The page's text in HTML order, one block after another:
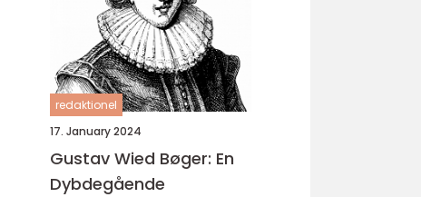
redaktionel
17. January 2024
Gustav Wied Bøger: En
Dybdegående